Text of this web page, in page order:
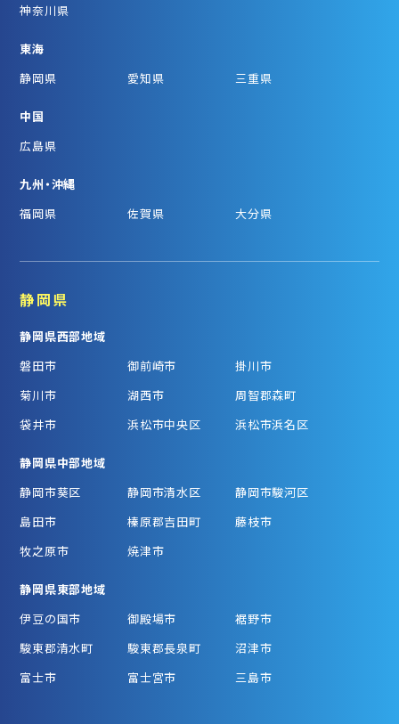
神奈川県
東海
静岡県
愛知県 三重県
中国
広島県
九州・沖縄
福岡県
佐賀県 大分県
静岡県
静岡県西部地域
磐田市
御前崎市
掛川市
菊川市
湖西市
周智郡森町
袋井市
浜松市中央区 浜松市浜名区
静岡県中部地域
静岡市葵区
静岡市清水区
静岡市駿河区
島田市
榛原郡吉田町
藤枝市
牧之原市
焼津市
静岡県東部地域
伊豆の国市
御殿場市
裾野市
駿東郡清水町
駿東郡長泉町
沼津市
富士市
富士宮市 三島市